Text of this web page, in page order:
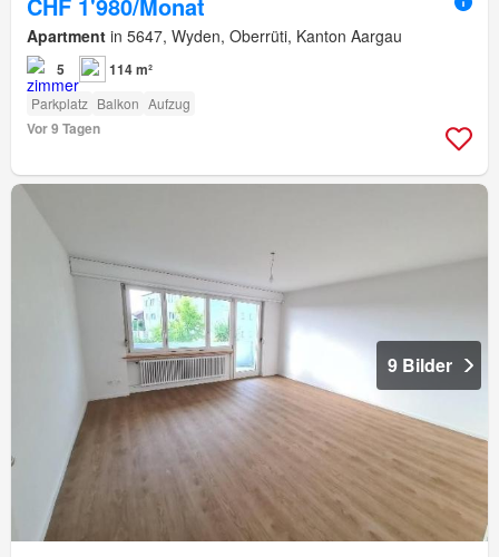
Apartment in 5647, Wyden, Oberrüti, Kanton Aargau
5 114 m²
Parkplatz Balkon Aufzug
Vor 9 Tagen
9 Bilder